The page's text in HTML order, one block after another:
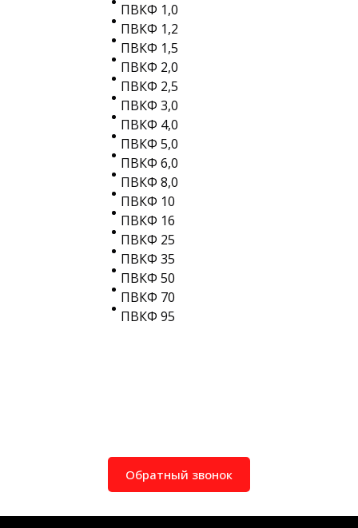
ПВКФ 1,0
ПВКФ 1,2
ПВКФ 1,5
ПВКФ 2,0
ПВКФ 2,5
ПВКФ 3,0
ПВКФ 4,0
ПВКФ 5,0
ПВКФ 6,0
ПВКФ 8,0
ПВКФ 10
ПВКФ 16
ПВКФ 25
ПВКФ 35
ПВКФ 50
ПВКФ 70
ПВКФ 95
Обратный звонок